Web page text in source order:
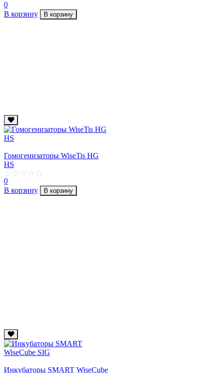
0
В корзину
В корзину
Гомогенизаторы WiseTis HG
HS
0
В корзину
В корзину
Инкубаторы SMART WiseCube